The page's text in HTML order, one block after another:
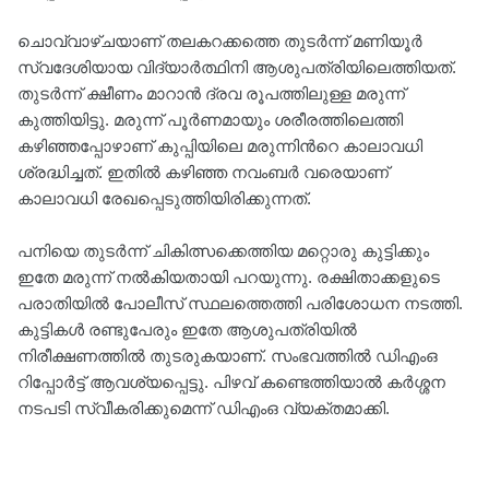
ചൊവ്വാഴ്ചയാണ് തലകറക്കത്തെ തുടര്‍ന്ന് മണിയൂര്‍
സ്വദേശിയായ വിദ്യാര്‍ത്ഥിനി ആശുപത്രിയിലെത്തിയത്.
തുടര്‍ന്ന് ക്ഷീണം മാറാന്‍ ദ്രവ രൂപത്തിലുള്ള മരുന്ന്
കുത്തിയിട്ടു. മരുന്ന് പൂര്‍ണമായും ശരീരത്തിലെത്തി
കഴിഞ്ഞപ്പോഴാണ് കുപ്പിയിലെ മരുന്നിന്‍റെ കാലാവധി
ശ്രദ്ധിച്ചത്. ഇതില്‍ കഴിഞ്ഞ നവംബര്‍ വരെയാണ്
കാലാവധി രേഖപ്പെടുത്തിയിരിക്കുന്നത്.
​പനിയെ തുടർന്ന് ചികിത്സക്കെത്തിയ മറ്റൊരു കുട്ടിക്കും
ഇതേ മരുന്ന് നല്‍കിയതായി പറയുന്നു. രക്ഷിതാക്കളുടെ
പരാതിയില്‍ പോലീസ് സ്ഥലത്തെത്തി പരിശോധന നടത്തി.
കുട്ടികള്‍ രണ്ടുപേരും ഇതേ ആശുപത്രിയില്‍
നിരീക്ഷണത്തില്‍ തുടരുകയാണ്. സംഭവത്തില്‍ ഡിഎംഒ
റിപ്പോര്‍ട്ട് ആവശ്യപ്പെട്ടു. പിഴവ് കണ്ടെത്തിയാല്‍ കര്‍ശ്ശന
നടപടി സ്വീകരിക്കുമെന്ന് ഡിഎംഒ വ്യക്തമാക്കി.